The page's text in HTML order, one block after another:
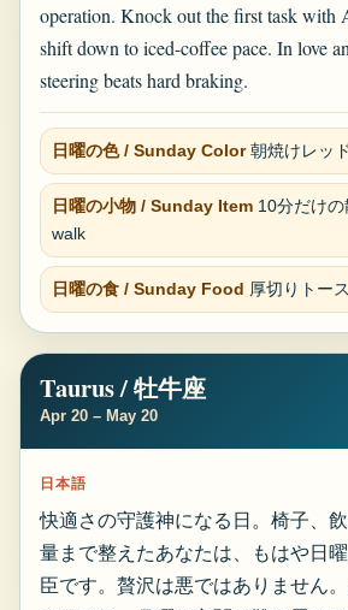
operation. Knock out the first task with
shift down to iced-coffee pace. In love
steering beats hard braking.
日曜の色 / Sunday Color朝焼けレッ
日曜の小物 / Sunday Item10分だけの
walk
日曜の食 / Sunday Food 厚切りトー
Taurus / 牡牛座
Apr 20 – May 20
日本語
快適さの守護神になる日。椅子、
量まで整えたあなたは、もはや日
臣です。贅沢は悪ではありません